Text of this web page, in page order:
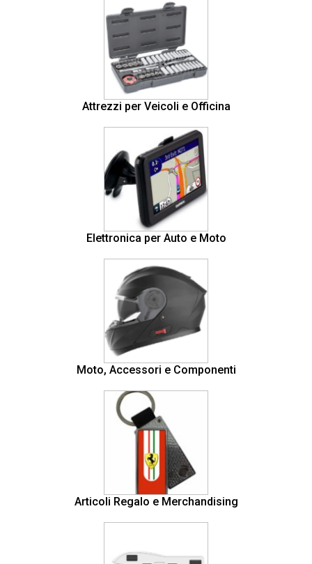
Attrezzi per Veicoli e Officina
Elettronica per Auto e Moto
Moto, Accessori e Componenti
Articoli Regalo e Merchandising